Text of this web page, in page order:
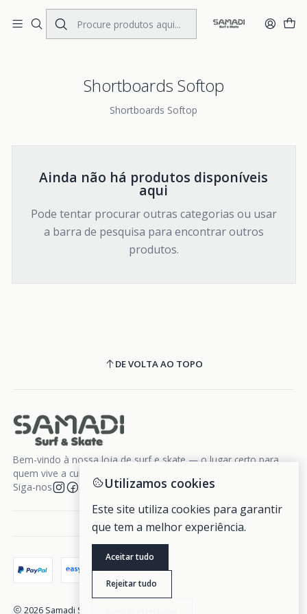
Portes Gratis Portugal e Espanha
Início SURF SURFBOARDS Shortboards Softop
Shortboards Softop
Shortboards Softop
Ainda não há produtos disponíveis
aqui
Pode tentar procurar outras categorias ou usar
a barra de pesquisa para encontrar outros
produtos.
DE VOLTA AO TOPO
Bem-vindo à nossa loja de surf e skate — o lugar certo para
quem vive a cultura da liberdade sobre rodas e ondas.
Siga-nos
2026 Samadi Surf Skate.
Utilizamos cookies
Este site utiliza cookies para garantir
que tem a melhor experiência.
Aceitar tudo
Rejeitar tudo